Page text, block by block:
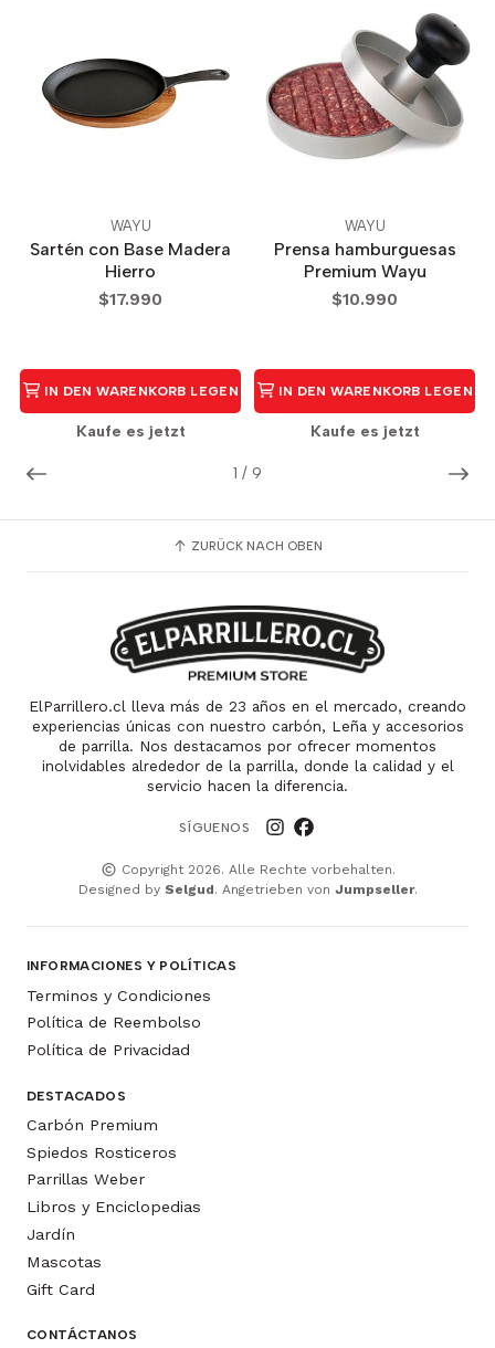
1 / 9
WAYU
Sartén con Base Madera
Hierro
$17.990
IN DEN WARENKORB LEGEN
Kaufe es jetzt
WAYU
Prensa hamburguesas
Premium Wayu
$10.990
IN DEN WARENKORB LEGEN
Kaufe es jetzt
ZURÜCK NACH OBEN
ElParrillero.cl lleva más de 23 años en el mercado, creando
experiencias únicas con nuestro carbón, Leña y accesorios
de parrilla. Nos destacamos por ofrecer momentos
inolvidables alrededor de la parrilla, donde la calidad y el
servicio hacen la diferencia.
SÍGUENOS
Copyright 2026. Alle Rechte vorbehalten.
Designed by Selgud. Angetrieben von Jumpseller.
INFORMACIONES Y POLÍTICAS
Terminos y Condiciones
Política de Reembolso
Política de Privacidad
DESTACADOS
Carbón Premium
Spiedos Rosticeros
Parrillas Weber
Libros y Enciclopedias
Jardín
Mascotas
Gift Card
CONTÁCTANOS